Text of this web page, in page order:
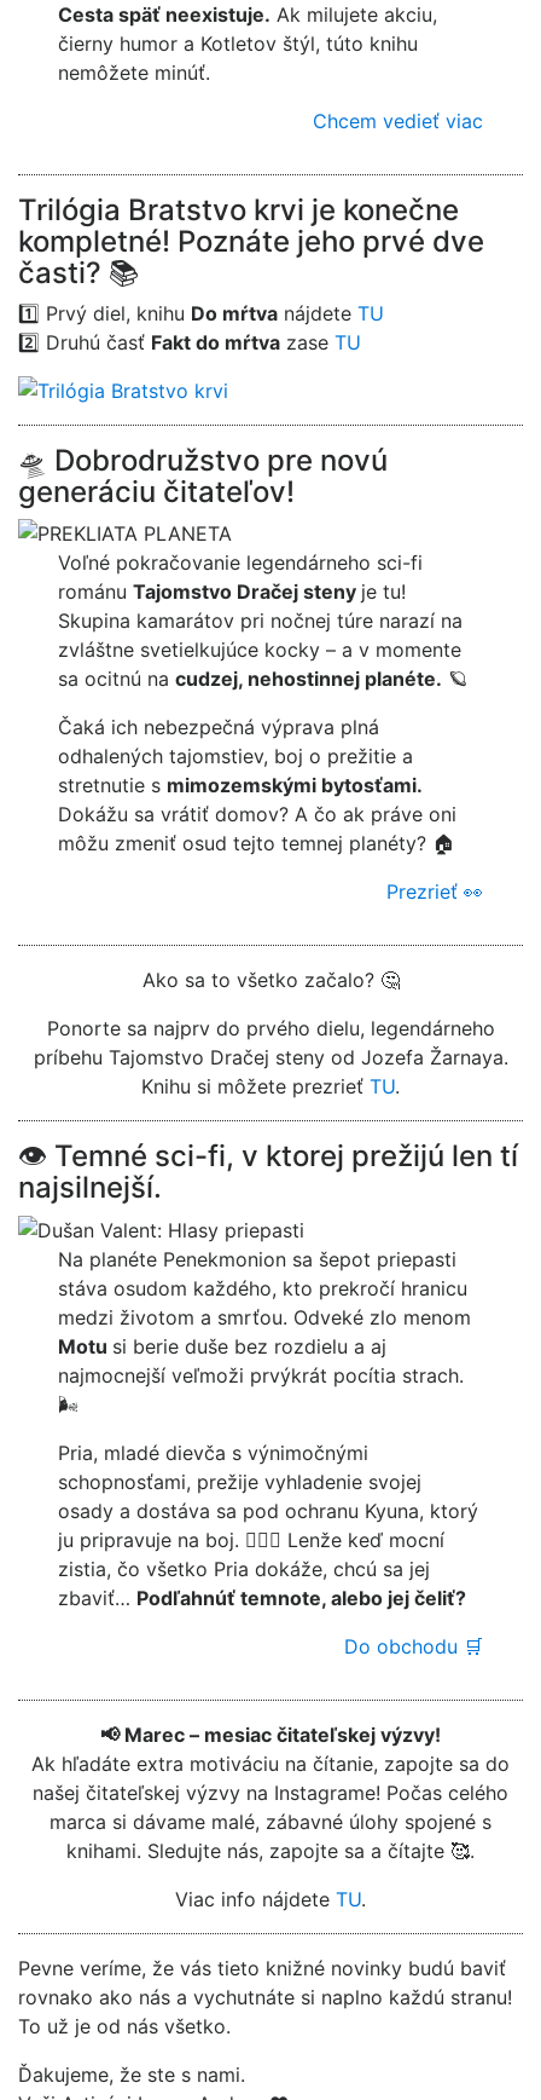
Cesta späť neexistuje. Ak milujete akciu,
čierny humor a Kotletov štýl, túto knihu
nemôžete minúť.
Chcem vedieť viac
Trilógia Bratstvo krvi je konečne
kompletné! Poznáte jeho prvé dve
časti? 📚
1️⃣ Prvý diel, knihu Do mŕtva nájdete TU
2️⃣ Druhú časť Fakt do mŕtva zase TU
🛸 Dobrodružstvo pre novú
generáciu čitateľov!
Voľné pokračovanie legendárneho sci-fi
románuTajomstvo Dračej steny je tu!
Skupina kamarátov pri nočnej túre narazí na
zvláštne svetielkujúce kocky – a v momente
sa ocitnú nacudzej, nehostinnej planéte. 🪐
Čaká ich nebezpečná výprava plná
odhalených tajomstiev, boj o prežitie a
stretnutie s mimozemskými bytosťami.
Dokážu sa vrátiť domov? A čo ak práve oni
môžu zmeniť osud tejto temnej planéty? 🏠
Prezrieť 👀
Ako sa to všetko začalo? 🤔
Ponorte sa najprv do prvého dielu, legendárneho
príbehu Tajomstvo Dračej steny od Jozefa Žarnaya.
Knihu si môžete prezrieť TU.
👁 Temné sci-fi, v ktorej prežijú len tí
najsilnejší.
Na planéte Penekmonion sa šepot priepasti
stáva osudom každého, kto prekročí hranicu
medzi životom a smrťou. Odveké zlo menom
Motu si berie duše bez rozdielu a aj
najmocnejší veľmoži prvýkrát pocítia strach.
🌬
Pria, mladé dievča s výnimočnými
schopnosťami, prežije vyhladenie svojej
osady a dostáva sa pod ochranu Kyuna, ktorý
ju pripravuje na boj. 👱🏼‍♀️ Lenže keď mocní
zistia, čo všetko Pria dokáže, chcú sa jej
zbaviť… Podľahnúť temnote, alebo jej čeliť?
Do obchodu 🛒
📢 Marec – mesiac čitateľskej výzvy!
Ak hľadáte extra motiváciu na čítanie, zapojte sa do
našej čitateľskej výzvy na Instagrame! Počas celého
marca si dávame malé, zábavné úlohy spojené s
knihami. Sledujte nás, zapojte sa a čítajte 🥰.
Viac info nájdete TU.
Pevne veríme, že vás tieto knižné novinky budú baviť
rovnako ako nás a vychutnáte si naplno každú stranu!
To už je od nás všetko.
Ďakujeme, že ste s nami.